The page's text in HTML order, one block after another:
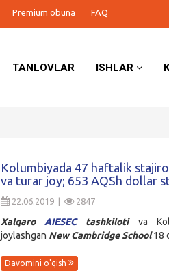
Premium obuna FAQ
TANLOVLAR ISHLAR
Kolumbiyada 47 haftalik
va turar joy; 653 AQSh dollar
22.06.2019 | 2847
Xalqaro AIESECtashkiloti va
joylashgan New Cambridge School18
Davomini o'qish